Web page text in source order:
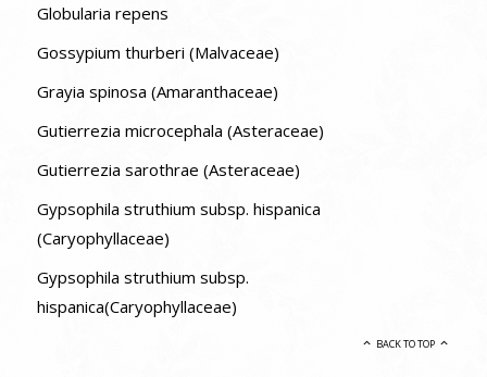
Globularia repens
Gossypium thurberi (Malvaceae)
Grayia spinosa (Amaranthaceae)
Gutierrezia microcephala (Asteraceae)
Gutierrezia sarothrae (Asteraceae)
Gypsophila struthium subsp. hispanica
(Caryophyllaceae)
Gypsophila struthium subsp.
hispanica(Caryophyllaceae)
BACK TO TOP